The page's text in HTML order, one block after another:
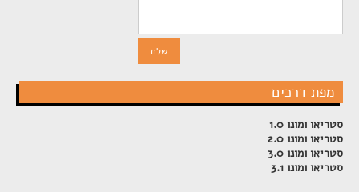
מפת דרכים
סטריאו ומונו 1.0
סטריאו ומונו 2.0
סטריאו ומונו 3.0
סטריאו ומונו 3.1